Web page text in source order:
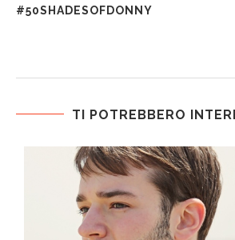
#50SHADESOFDONNY
TI POTREBBERO